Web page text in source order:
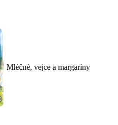
Mléčné, vejce a margaríny